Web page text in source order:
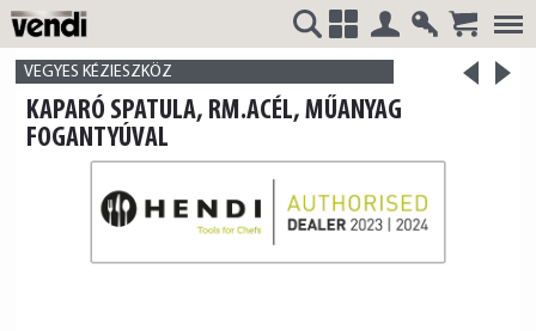
VENDI
HUNGÁRIA
+
VEGYES KÉZIESZKÖZ
<
>
KAPARÓ SPATULA, RM.ACÉL, MŰANYAG
FOGANTYÚVAL